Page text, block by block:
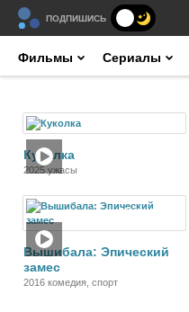
ПОДПИШИСЬ
Фильмы Сериалы
Куколка
2025 ужасы
Фильм
Вышибала: Эпический
замес
2016 комедия, спорт